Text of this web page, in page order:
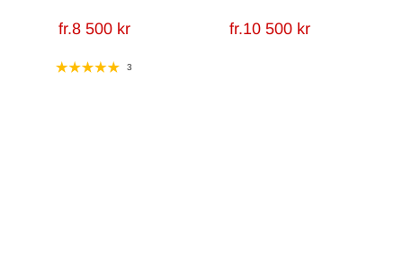
fr.8 500 kr
3
fr.10 500 kr